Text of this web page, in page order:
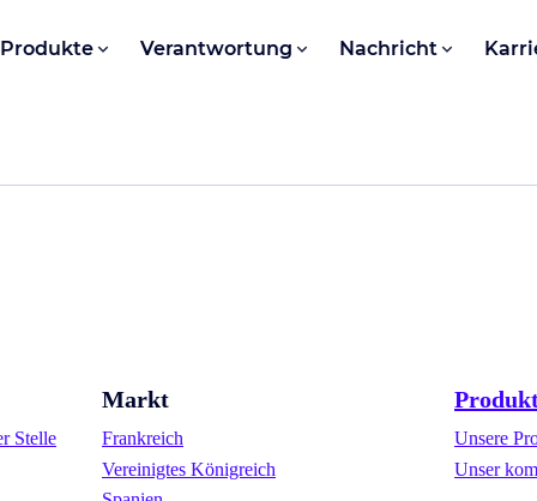
Verantwortung Nachricht
Stelle
Markt
Frankreich
Vereinigtes Königreich
Unsere
Unser